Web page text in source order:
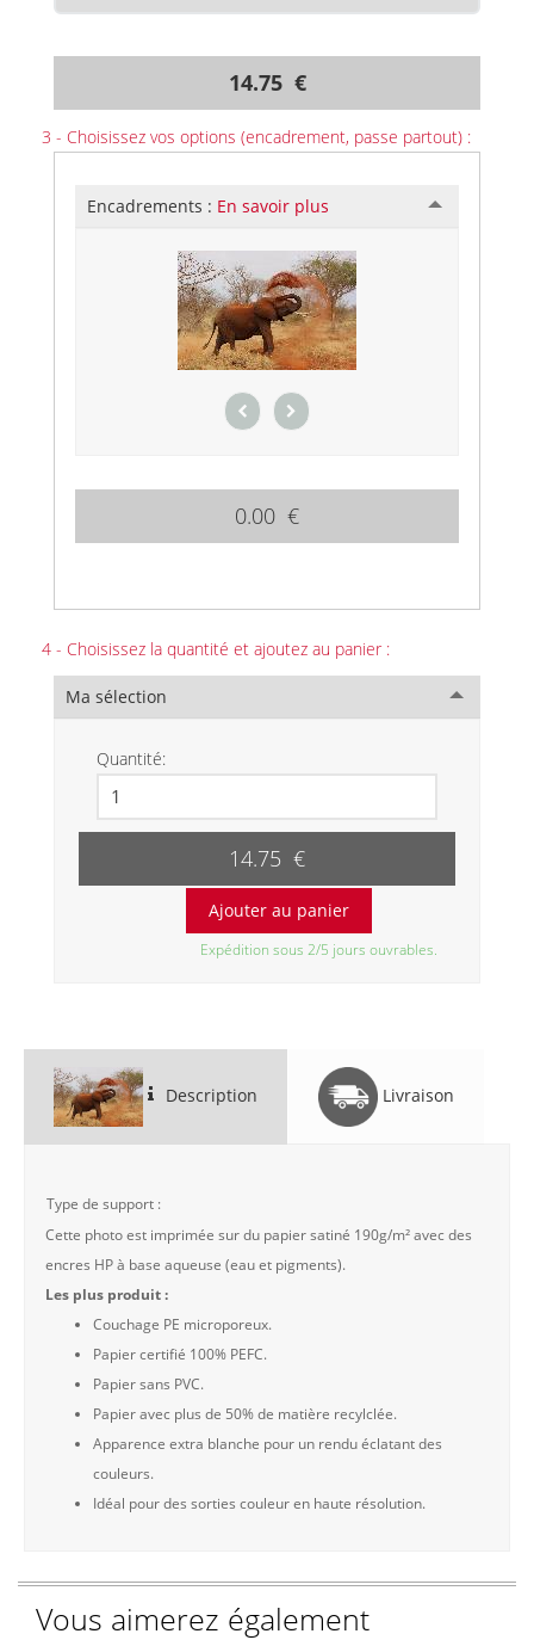
14.75 €
3 - Choisissez vos options (encadrement, passe partout) :
Encadrements : En savoir plus
0.00 €
4 - Choisissez la quantité et ajoutez au panier :
Ma sélection
Quantité:
14.75 €
Expédition sous 2/5 jours ouvrables.
Description Livraison
Type de support :
Cette photo est imprimée sur du papier satiné 190g/m² avec des
encres HP à base aqueuse (eau et pigments).
Les plus produit :
Couchage PE microporeux.
Papier certifié 100% PEFC.
Papier sans PVC.
Papier avec plus de 50% de matière recylclée.
Apparence extra blanche pour un rendu éclatant des
couleurs.
Idéal pour des sorties couleur en haute résolution.
Vous aimerez également